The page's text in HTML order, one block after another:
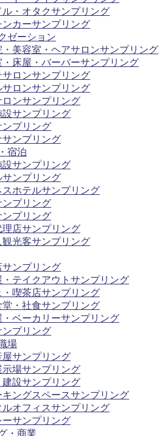
ル・オタクサンプリング
ンカーサンプリング
ゼーション
・美容室・ヘアサロンサンプリング
・床屋・バーバーサンプリング
サロンサンプリング
サロンサンプリング
ロンサンプリング
設サンプリング
ンプリング
サンプリング
宿泊
設サンプリング
サンプリング
スホテルサンプリング
ンプリング
ンプリング
理店サンプリング
観光客サンプリング
サンプリング
・テイクアウトサンプリング
・喫茶店サンプリング
堂・社食サンプリング
・ベーカリーサンプリング
ンプリング
場
屋サンプリング
示場サンプリング
建設サンプリング
キングスペースサンプリング
ルオフィスサンプリング
ーサンプリング
・商業